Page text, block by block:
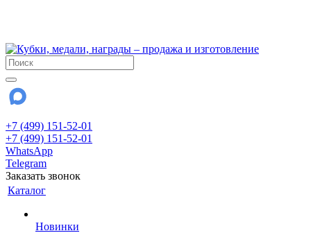
+7 (499) 151-52-01
+7 (499) 151-52-01
WhatsApp
Telegram
Заказать звонок
Каталог
Новинки